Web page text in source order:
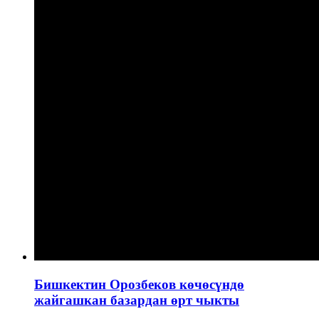
Бишкектин Орозбеков көчөсүндө
жайгашкан базардан өрт чыкты